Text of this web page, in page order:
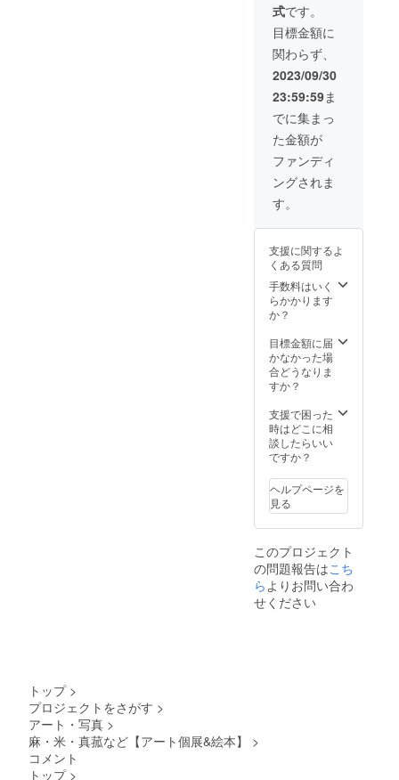
式です。
目標金額に
関わらず、
2023/09/30
23:59:59ま
でに集まっ
た金額が
ファンディ
ングされま
す。
支援に関するよ
くある質問
手数料はいく
らかかります
か？
目標金額に届
かなかった場
合どうなりま
すか？
支援で困った
時はどこに相
談したらいい
ですか？
ヘルプページを
見る
このプロジェクト
の問題報告はこち
ら よりお問い合わ
せください
トップ >
プロジェクトをさがす >
アート・写真 >
麻・米・真菰など【アート個展&絵本】
>
コメント
トップ >